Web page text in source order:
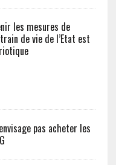
les mesures de
de vie de l’Etat est
pas acheter les